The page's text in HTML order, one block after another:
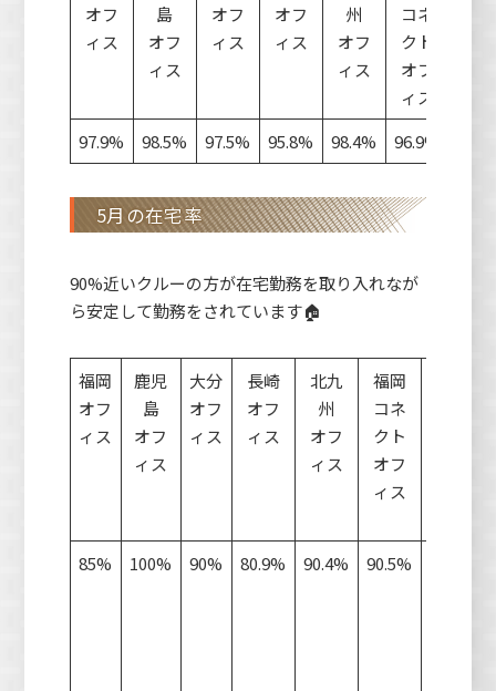
オフ
ィス
島
オフ
ィス
オフ
ィス
オフ
ィス
州
オフ
ィス
コネ
クト
オフ
ィス
97.9% 98.5% 97.5% 95.8% 98.4% 96.9%
5月の在宅率
90%近いクルーの方が在宅勤務を取り入れなが
ら安定して勤務をされています🏠
福岡
オフ
ィス
鹿児
島
オフ
ィス
大分
オフ
ィス
長崎
オフ
ィス
北九
州
オフ
ィス
福岡
コネ
クト
オフ
ィス
85% 100% 90% 80.9% 90.4% 90.5%